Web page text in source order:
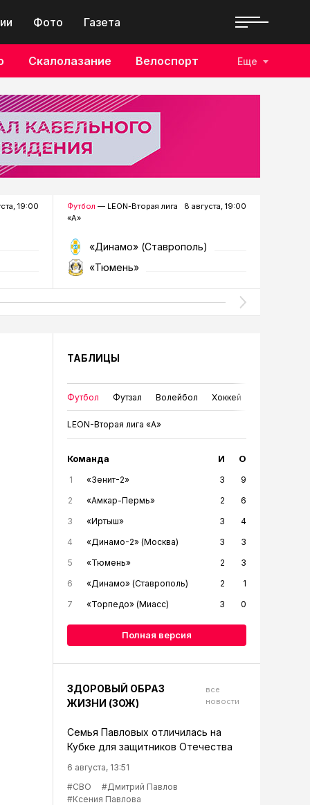
Фото Газета
Скалолазание Велоспорт Еще
19:00 Футбол — LEON-Вторая лига
«А»
8 августа, 19:00
«Динамо» (Ставрополь)
«Тюмень»
ТАБЛИЦЫ
Футбол Футзал Волейбол Хоккей
LEON-Вторая лига «А»
Команда И О
1 «Зенит-2» 3
9
2
«Амкар-Пермь» 2
6
3
«Иртыш» 3
4
4
«Динамо-2» (Москва) 3
3
5
«Тюмень» 2
3
6
«Динамо» (Ставрополь) 2
1
7
«Торпедо» (Миасс) 3 0
Полная версия
ЗДОРОВЫЙ ОБРАЗ
ЖИЗНИ (ЗОЖ)
все
новости
Семья Павловых отличилась на
Кубке для защитников Отечества
6 августа, 13:51
#СВО
#Дмитрий Павлов
#Ксения Павлова